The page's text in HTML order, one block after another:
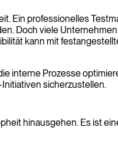
den höchsten Standards
Ein professionelles
Doch viele
kann mit
interne Prozesse
sicherzustellen.
hinausgehen. Es ist